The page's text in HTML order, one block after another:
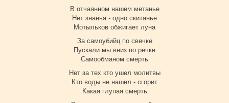
В отчаянном нашем метанье
Нет знанья - одно скитанье
Мотыльков обжигает луна
За самоубийц по свечке
Пускали мы вниз по речке
Самообманом смерть
Нет за тех кто ушел молитвы
Кто воды не нашел - сгорит
Какая глупая смерть